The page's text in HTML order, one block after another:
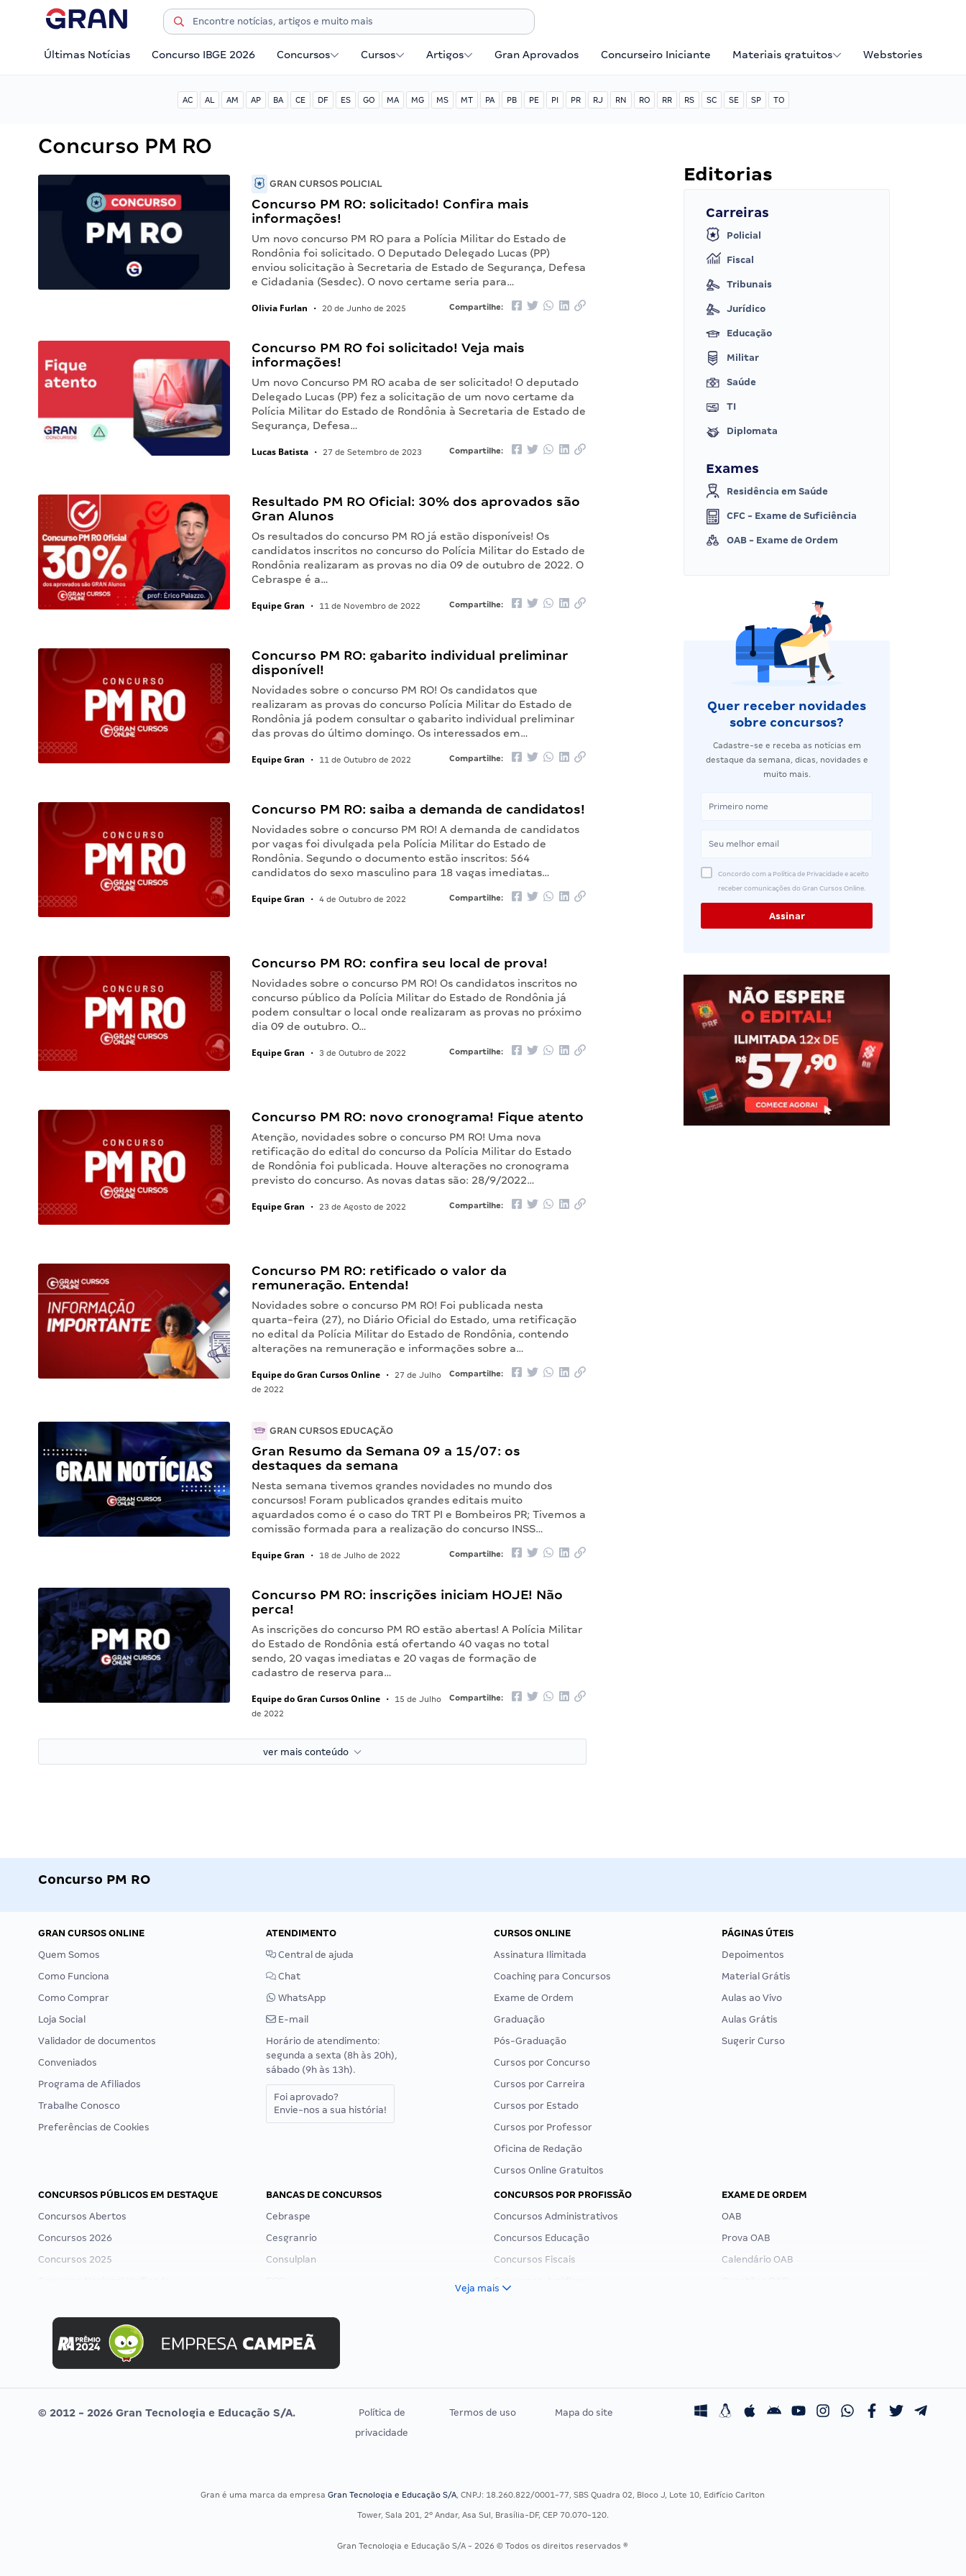
Últimas Notícias Concurso IBGE 2026 Concursos Cursos Artigos Gran Aprovados Concurseiro Iniciante Materiais gratuitos Webstories
AC AL AM AP BA CE DF ES GO MA MG MS MT PA PB PE PI PR RJ RN RO RR RS SC SE SP TO
Concurso PM RO
GRAN CURSOS POLICIAL
Concurso PM RO: solicitado! Confira mais
informações!
Um novo concurso PM RO para a Polícia Militar do Estado de
Rondônia foi solicitado. O Deputado Delegado Lucas (PP)
enviou solicitação à Secretaria de Estado de Segurança, Defesa
e Cidadania (Sesdec). O novo certame seria para…
Olivia Furlan • 20 de Junho de 2025 Compartilhe:
Concurso PM RO foi solicitado! Veja mais
informações!
Um novo Concurso PM RO acaba de ser solicitado! O deputado
Delegado Lucas (PP) fez a solicitação de um novo certame da
Polícia Militar do Estado de Rondônia à Secretaria de Estado de
Segurança, Defesa…
Lucas Batista • 27 de Setembro de 2023 Compartilhe:
Resultado PM RO Oficial: 30% dos aprovados são
Gran Alunos
Os resultados do concurso PM RO já estão disponíveis! Os
candidatos inscritos no concurso do Polícia Militar do Estado de
Rondônia realizaram as provas no dia 09 de outubro de 2022. O
Cebraspe é a…
Equipe Gran • 11 de Novembro de 2022 Compartilhe:
Concurso PM RO: gabarito individual preliminar
disponível!
Novidades sobre o concurso PM RO! Os candidatos que
realizaram as provas do concurso Polícia Militar do Estado de
Rondônia já podem consultar o gabarito individual preliminar
das provas do último domingo. Os interessados em…
Equipe Gran • 11 de Outubro de 2022 Compartilhe:
Concurso PM RO: saiba a demanda de candidatos!
Novidades sobre o concurso PM RO! A demanda de candidatos
por vagas foi divulgada pela Polícia Militar do Estado de
Rondônia. Segundo o documento estão inscritos: 564
candidatos do sexo masculino para 18 vagas imediatas…
Equipe Gran • 4 de Outubro de 2022 Compartilhe:
Concurso PM RO: confira seu local de prova!
Novidades sobre o concurso PM RO! Os candidatos inscritos no
concurso público da Polícia Militar do Estado de Rondônia já
podem consultar o local onde realizaram as provas no próximo
dia 09 de outubro. O…
Equipe Gran • 3 de Outubro de 2022 Compartilhe:
Concurso PM RO: novo cronograma! Fique atento
Atenção, novidades sobre o concurso PM RO! Uma nova
retificação do edital do concurso da Polícia Militar do Estado
de Rondônia foi publicada. Houve alterações no cronograma
previsto do concurso. As novas datas são: 28/9/2022…
Equipe Gran • 23 de Agosto de 2022 Compartilhe:
Concurso PM RO: retificado o valor da
remuneração. Entenda!
Novidades sobre o concurso PM RO! Foi publicada nesta
quarta-feira (27), no Diário Oficial do Estado, uma retificação
no edital da Polícia Militar do Estado de Rondônia, contendo
alterações na remuneração e informações sobre a…
Equipe do Gran Cursos Online •
27 de Julho
de 2022
Compartilhe:
GRAN CURSOS EDUCAÇÃO
Gran Resumo da Semana 09 a 15/07: os
destaques da semana
Nesta semana tivemos grandes novidades no mundo dos
concursos! Foram publicados grandes editais muito
aguardados como é o caso do TRT PI e Bombeiros PR; Tivemos a
comissão formada para a realização do concurso INSS…
Equipe Gran • 18 de Julho de 2022 Compartilhe:
Concurso PM RO: inscrições iniciam HOJE! Não
perca!
As inscrições do concurso PM RO estão abertas! A Polícia Militar
do Estado de Rondônia está ofertando 40 vagas no total
sendo, 20 vagas imediatas e 20 vagas de formação de
cadastro de reserva para…
Equipe do Gran Cursos Online •
15 de Julho
de 2022
Compartilhe:
ver mais conteúdo
Editorias
Carreiras
Policial
Fiscal
Tribunais
Jurídico
Educação
Militar
Saúde
TI
Diplomata
Exames
Residência em Saúde
CFC - Exame de Suficiência
OAB - Exame de Ordem
Quer receber novidades
sobre concursos?
Cadastre-se e receba as notícias em
destaque da semana, dicas, novidades e
muito mais.
Concordo com a Política de Privacidade e aceito
receber comunicações do Gran Cursos Online.
Concurso PM RO
GRAN CURSOS ONLINE
Quem Somos
Como Funciona
Como Comprar
Loja Social
Validador de documentos
Conveniados
Programa de Afiliados
Trabalhe Conosco
Preferências de Cookies
ATENDIMENTO
Central de ajuda
Chat
WhatsApp
E-mail
Horário de atendimento:
segunda a sexta (8h às 20h),
sábado (9h às 13h).
Foi aprovado?
Envie-nos a sua história!
CURSOS ONLINE
Assinatura Ilimitada
Coaching para Concursos
Exame de Ordem
Graduação
Pós-Graduação
Cursos por Concurso
Cursos por Carreira
Cursos por Estado
Cursos por Professor
Oficina de Redação
Cursos Online Gratuitos
PÁGINAS ÚTEIS
Depoimentos
Material Grátis
Aulas ao Vivo
Aulas Grátis
Sugerir Curso
CONCURSOS PÚBLICOS EM DESTAQUE
Concursos Abertos
Concursos 2026
Concursos 2025
Concurso MPU
Editais publicados
BANCAS DE CONCURSOS
Cebraspe
Cesgranrio
Consulplan
Selecon
Uniase
Vunesp
CONCURSOS POR PROFISSÃO
Concursos Administrativos
Concursos Educação
Concursos Fiscais
Residência Multiprofissional
EXAME DE ORDEM
OAB
Prova OAB
Calendário OAB
Veja mais
© 2012 - 2026 Gran Tecnologia e Educação S/A.
Política de
privacidade
Termos de uso Mapa do site
Gran é uma marca da empresaGran Tecnologia e Educação S/A, CNPJ: 18.260.822/0001-77, SBS Quadra 02, Bloco J, Lote 10, Edifício Carlton
Tower, Sala 201, 2º Andar, Asa Sul, Brasília-DF, CEP 70.070-120.
Gran Tecnologia e Educação S/A - 2026 © Todos os direitos reservados ®